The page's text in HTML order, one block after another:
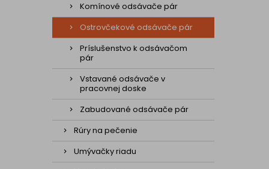
Komínové odsávače pár
Ostrovčekové odsávače pár
Príslušenstvo k odsávačom
pár
Vstavané odsávače v
pracovnej doske
Zabudované odsávače pár
Rúry na pečenie
Umývačky riadu